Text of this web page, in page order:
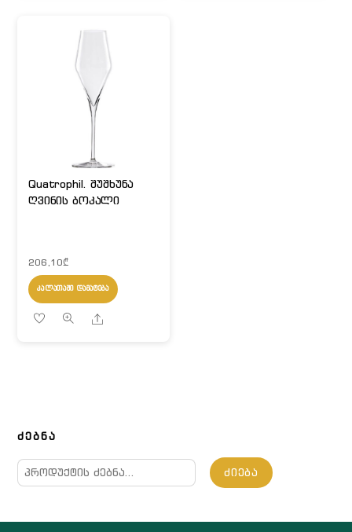
Quatrophil. შუშხუნა
ღვინის ბოკალი
206,10₾
ᲙᲐᲚᲐᲗᲐᲨᲘ ᲓᲐᲛᲐᲢᲔᲑᲐ
Share
ᲫᲔᲑᲜᲐ
ძებნა:
ᲫᲘᲔᲑᲐ